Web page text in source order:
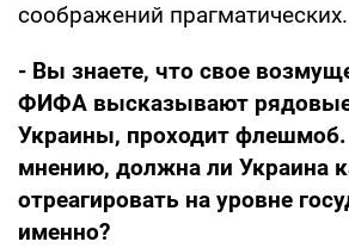
соображений прагматических.
- Вы знаете, что свое
ФИФА высказывают
Украины, проходит
мнению, должна ли Украина
отреагировать на уровне
именно?